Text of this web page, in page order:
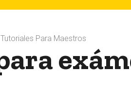
Tutoriales Para Maestros